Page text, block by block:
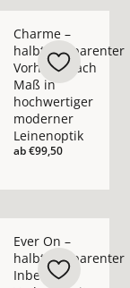
Charme –
halbtransparenter
Vorhang nach
Maß in
hochwertiger
moderner
Leinenoptik
ab€99,50
Ever On –
halbtransparenter
Inbetween